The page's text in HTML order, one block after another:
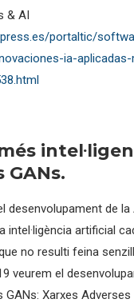
& AI
portaltic/
ia-
GANs.
desenvolupament de la
intel·ligència artificial
no resulti feina
veurem el
Xarxes Adverses